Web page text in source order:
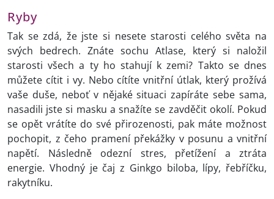
Ryby
Tak se zdá, že jste si nesete starosti celého světa na
svých bedrech. Znáte sochu Atlase, který si naložil
starosti všech a ty ho stahují k zemi? Takto se dnes
můžete cítit i vy. Nebo cítíte vnitřní útlak, který prožívá
vaše duše, neboť v nějaké situaci zapíráte sebe sama,
nasadili jste si masku a snažíte se zavděčit okolí. Pokud
se opět vrátíte do své přirozenosti, pak máte možnost
pochopit, z čeho pramení překážky v posunu a vnitřní
napětí. Následně odezní stres, přetížení a ztráta
energie. Vhodný je čaj z Ginkgo biloba, lípy, řebříčku,
rakytníku.